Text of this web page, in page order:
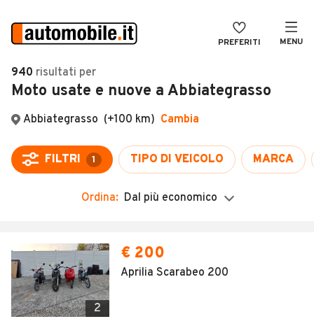
PREFERITI MENU
Auto
Auto usate
Auto Km 0
Auto Nuove
Noleggio a lungo termine
Moto
Camper
VENDI
MAGAZINE
ACCEDI
940 risultati per
Moto usate e nuove a Abbiategrasso
Abbiategrasso (+100 km) Cambia
FILTRI 1 TIPO DI VEICOLO MARCA
Ordina: Dal più economico